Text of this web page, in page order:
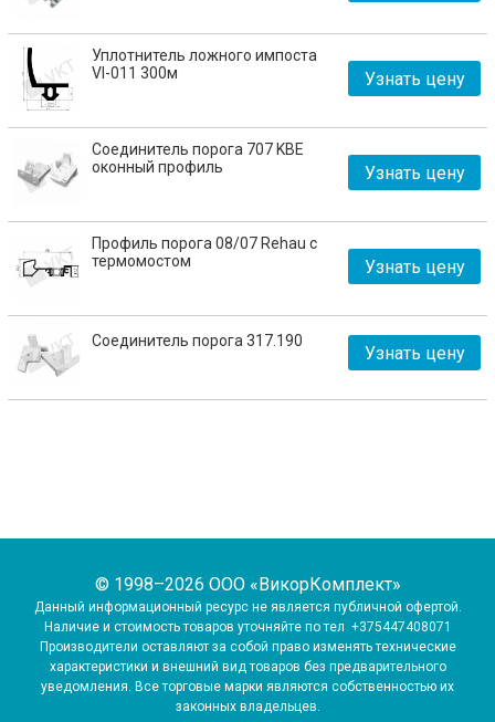
Уплотнитель ложного импоста
VI-011 300м
Узнать цену
Соединитель порога 707 KBE
оконный профиль
Узнать цену
Профиль порога 08/07 Rehau с
термомостом
Узнать цену
Соединитель порога 317.190
Узнать цену
© 1998–2026 ООО «ВикорКомплект»
Данный информационный ресурс не является публичной офертой.
Наличие и стоимость товаров уточняйте по тел +375447408071
Производители оставляют за собой право изменять технические
характеристики и внешний вид товаров без предварительного
уведомления. Все торговые марки являются собственностью их
законных владельцев.